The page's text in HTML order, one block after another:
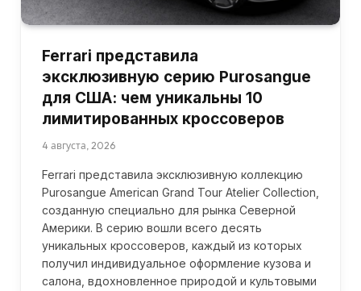
Ferrari представила
эксклюзивную серию Purosangue
для США: чем уникальны 10
лимитированных кроссоверов
4 августа, 2026
Ferrari представила эксклюзивную коллекцию
Purosangue American Grand Tour Atelier Collection,
созданную специально для рынка Северной
Америки. В серию вошли всего десять
уникальных кроссоверов, каждый из которых
получил индивидуальное оформление кузова и
салона, вдохновленное природой и культовыми